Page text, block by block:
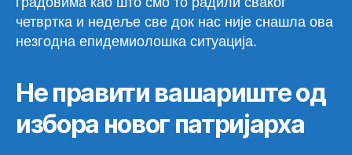
четвртка и недеље све док нас није снашла ова
незгодна епидемиолошка ситуација.
Не правити вашариште од
избора новог патријарха